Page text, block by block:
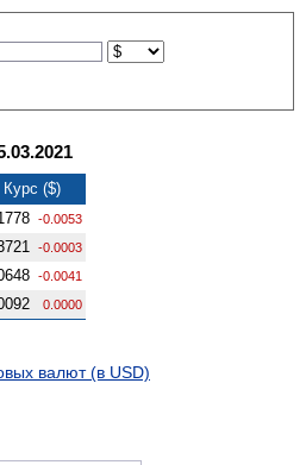
Курс ($)
-0.0053
-0.0003
-0.0041
0.0000
валют (в USD)